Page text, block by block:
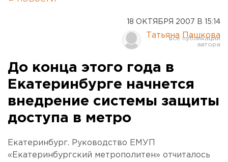
18 ОКТЯБРЯ 2007 В 15:14
Татьяна Пашкова
До конца этого года в
Екатеринбурге начнется
внедрение системы защиты
доступа в метро
Екатеринбург. Руководство ЕМУП
«Екатеринбургский метрополитен» отчиталось